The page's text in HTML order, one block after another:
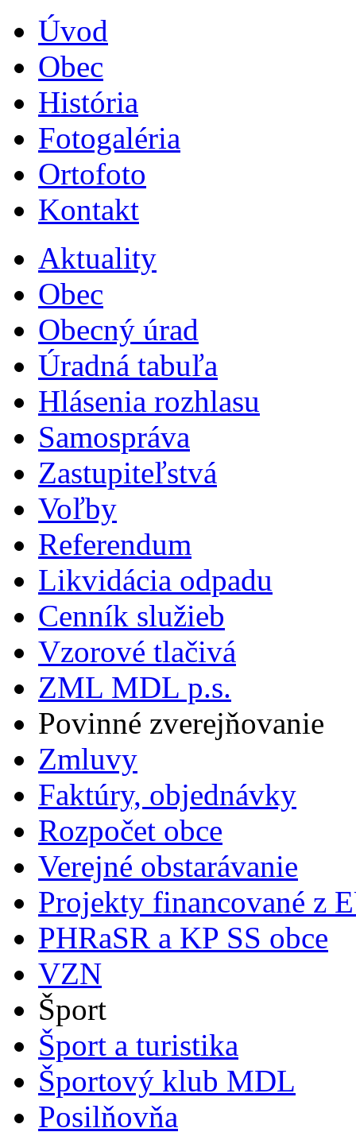
Úvod
Obec
História
Fotogaléria
Ortofoto
Kontakt
Aktuality
Obec
Obecný úrad
Úradná tabuľa
Hlásenia rozhlasu
Samospráva
Zastupiteľstvá
Voľby
Referendum
Likvidácia odpadu
Cenník služieb
Vzorové tlačivá
ZML MDL p.s.
Povinné zverejňovanie
Zmluvy
Faktúry, objednávky
Rozpočet obce
Verejné obstarávanie
Projekty financované z
PHRaSR a KP SS obce
VZN
Šport
Šport a turistika
Športový klub MDL
Posilňovňa